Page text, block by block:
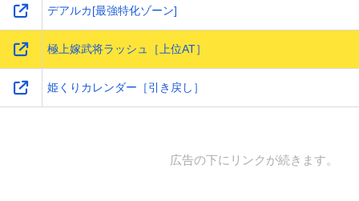
デアルカ[最強特化ゾーン]
極上嫁武将ラッシュ［上位AT］
姫くりカレンダー［引き戻し］
広告の下にリンクが続きます。